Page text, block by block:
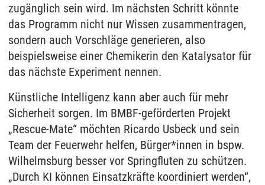
zugänglich sein wird. Im nächsten Schritt könnte
das Programm nicht nur Wissen zusammentragen,
sondern auch Vorschläge generieren, also
beispielsweise einer Chemikerin den Katalysator für
das nächste Experiment nennen.
Künstliche Intelligenz kann aber auch für mehr
Sicherheit sorgen. Im BMBF-geförderten Projekt
„Rescue-Mate“ möchten Ricardo Usbeck und sein
Team der Feuerwehr helfen, Bürger*innen in bspw.
Wilhelmsburg besser vor Springfluten zu schützen.
„Durch KI können Einsatzkräfte koordiniert werden“,